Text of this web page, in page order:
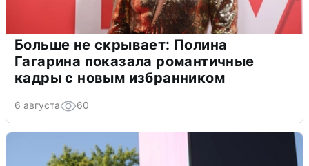
Больше не скрывает: Полина
Гагарина показала романтичные
кадры с новым избранником
6 августа 60